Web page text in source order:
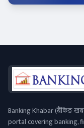
Banking Khabar (बैंकिङ
portal covering banking,